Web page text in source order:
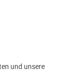
und unsere